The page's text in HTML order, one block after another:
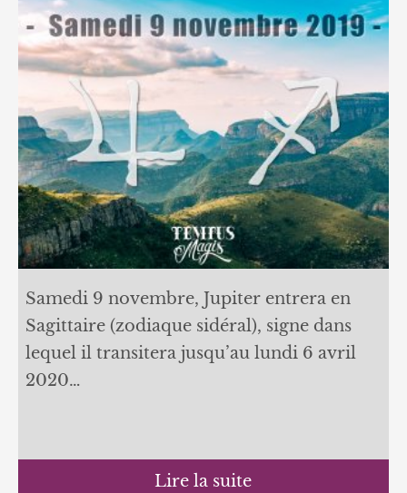
Samedi 9 novembre, Jupiter entrera en
Sagittaire (zodiaque sidéral), signe dans
lequel il transitera jusqu’au lundi 6 avril
2020…
Lire la suite